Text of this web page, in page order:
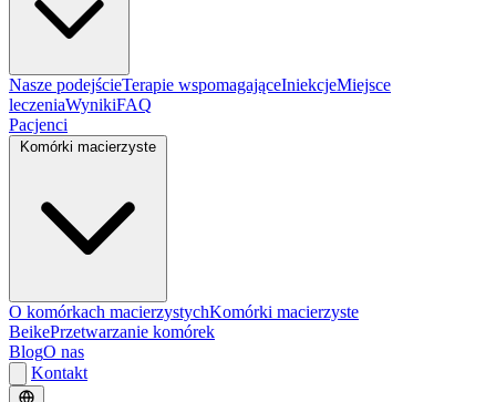
Nasze podejścieTerapie wspomagająceIniekcjeMiejsce
leczeniaWynikiFAQ
Pacjenci
O komórkach macierzystychKomórki macierzyste
BeikePrzetwarzanie komórek
BlogO nas
Kontakt